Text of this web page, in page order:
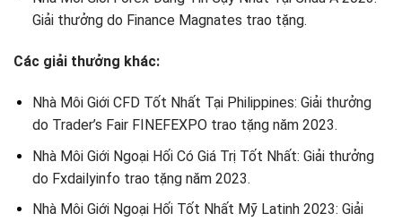
Giải thưởng do Finance Magnates trao tặng.
Các giải thưởng khác:
Nhà Môi Giới CFD Tốt Nhất Tại Philippines: Giải thưởng
do Trader’s Fair FINEFEXPO trao tặng năm 2023.
Nhà Môi Giới Ngoại Hối Có Giá Trị Tốt Nhất: Giải thưởng
do Fxdailyinfo trao tặng năm 2023.
Nhà Môi Giới Ngoại Hối Tốt Nhất Mỹ Latinh 2023: Giải